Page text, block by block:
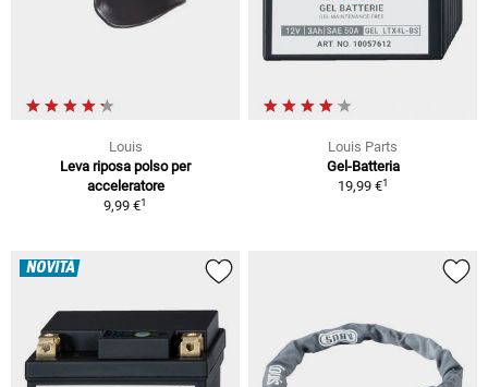
Louis
Leva riposa polso per
acceleratore
9,99 €1
Louis Parts
Gel-Batteria
19,99 €1
NOVITÀ